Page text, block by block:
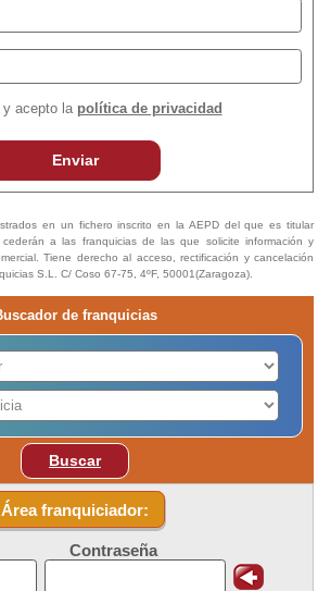
y acepto la política de privacidad
Enviar
en un fichero inscrito en la AEPD del que es titular
a las franquicias de las que solicite información y
Tiene derecho al acceso, rectificación y cancelación
S.L. C/ Coso 67-75, 4ºF, 50001(Zaragoza).
de franquicias
Buscar
Área franquiciador:
Contraseña